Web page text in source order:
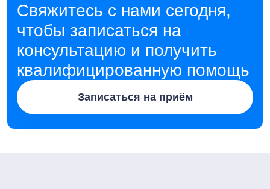
Свяжитесь с нами сегодня,
чтобы записаться на
консультацию и получить
квалифицированную помощь
Записаться на приём